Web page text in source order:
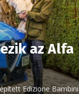
az Alfa
Edizione Bambini